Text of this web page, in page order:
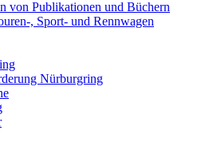
von Publikationen und Büchern
, Sport- und Rennwagen
Nürburgring